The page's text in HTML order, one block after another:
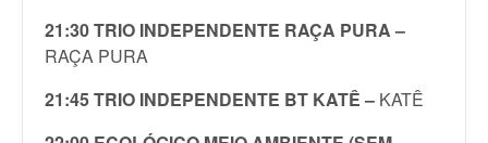
21:30 TRIO INDEPENDENTE RAÇA PURA –
RAÇA PURA
21:45 TRIO INDEPENDENTE BT KATÊ – KATÊ